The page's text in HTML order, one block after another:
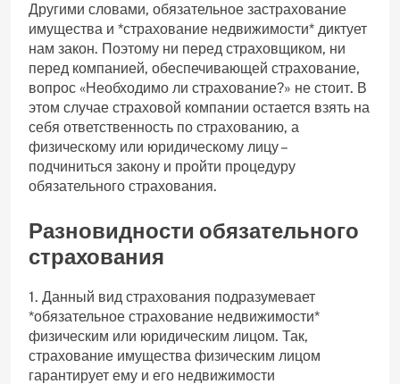
Другими словами, обязательное застрахование
имущества и *страхование недвижимости* диктует
нам закон. Поэтому ни перед страховщиком, ни
перед компанией, обеспечивающей страхование,
вопрос «Необходимо ли страхование?» не стоит. В
этом случае страховой компании остается взять на
себя ответственность по страхованию, а
физическому или юридическому лицу –
подчиниться закону и пройти процедуру
обязательного страхования.
Разновидности обязательного
страхования
1. Данный вид страхования подразумевает
*обязательное страхование недвижимости*
физическим или юридическим лицом. Так,
страхование имущества физическим лицом
гарантирует ему и его недвижимости